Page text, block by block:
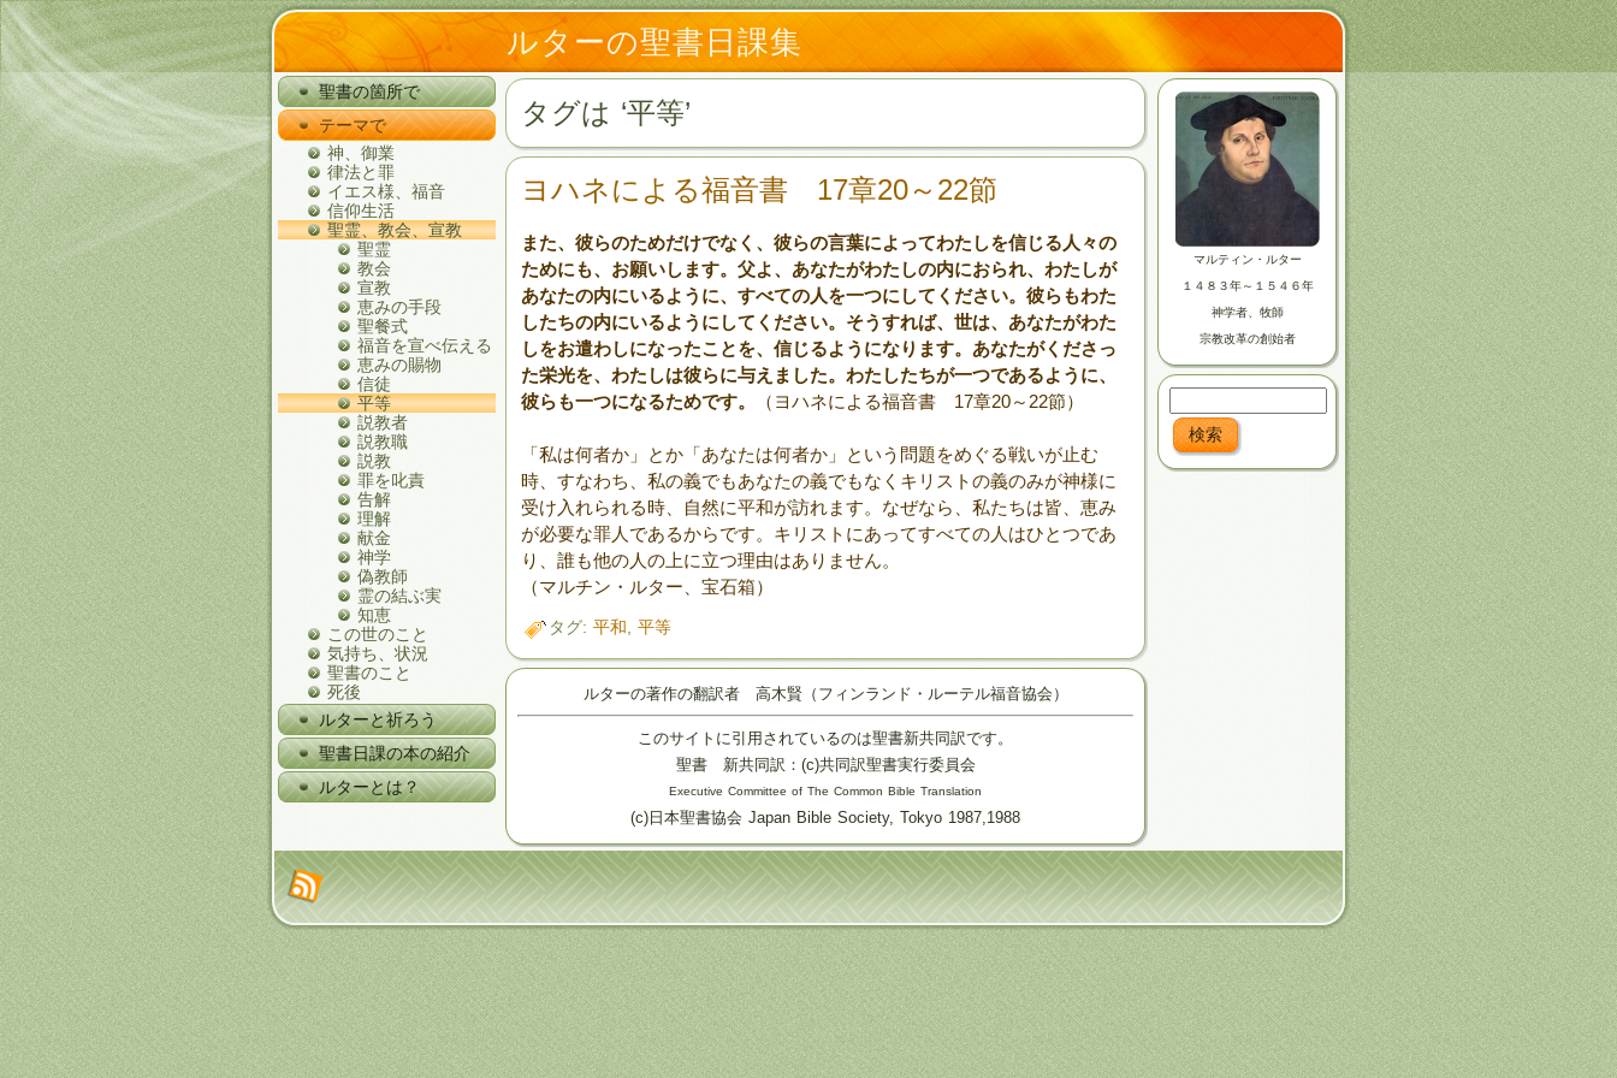
ルターの聖書日課集
聖書の箇所で
テーマで
神、御業
律法と罪
イエス様、福音
信仰生活
聖霊、教会、宣教
聖霊
教会
宣教
恵みの手段
聖餐式
福音を宣べ伝える
恵みの賜物
信徒
平等
説教者
説教職
説教
罪を叱責
告解
理解
献金
神学
偽教師
霊の結ぶ実
知恵
この世のこと
気持ち、状況
聖書のこと
死後
ルターと祈ろう
聖書日課の本の紹介
ルターとは？
タグは ‘平等’
ヨハネによる福音書 17章20～22節
また、彼らのためだけでなく、彼らの言葉によってわたしを信じる人々の
ためにも、お願いします。父よ、あなたがわたしの内におられ、わたしが
あなたの内にいるように、すべての人を一つにしてください。彼らもわた
したちの内にいるようにしてください。そうすれば、世は、あなたがわた
しをお遣わしになったことを、信じるようになります。あなたがくださっ
た栄光を、わたしは彼らに与えました。わたしたちが一つであるように、
彼らも一つになるためです。
（ヨハネによる福音書 17章20～22節）
「私は何者か」とか「あなたは何者か」という問題をめぐる戦いが止む
時、すなわち、私の義でもあなたの義でもなくキリストの義のみが神様に
受け入れられる時、自然に平和が訪れます。なぜなら、私たちは皆、恵み
が必要な罪人であるからです。キリストにあってすべての人はひとつであ
り、誰も他の人の上に立つ理由はありません。
（マルチン・ルター、宝石箱）
タグ: 平和, 平等
ルターの著作の翻訳者 高木賢（フィンランド・ルーテル福音協会）
このサイトに引用されているのは聖書新共同訳です。
聖書 新共同訳：(c)共同訳聖書実行委員会
Executive Committee of The Common Bible Translation
(c)日本聖書協会 Japan Bible Society, Tokyo 1987,1988
マルティン・ルター
１４８３年～１５４６年
神学者、牧師
宗教改革の創始者